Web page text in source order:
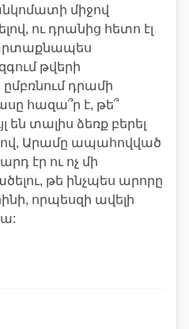
միջով
ու դրանից հետո էլ
թվերի
ըմբռնում դրամի
հազա՞ր է, թե՞
են տալիս ձեռք բերել
Արամը ապահովված
էր ու ոչ մի
թե ինչպես արորը
որպեսզի ավելի